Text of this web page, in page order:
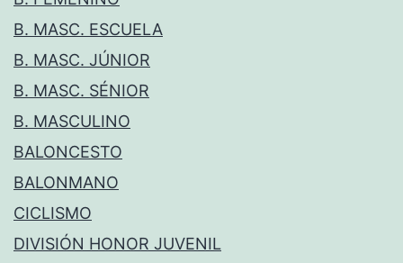
B. MASC. ESCUELA
B. MASC. JÚNIOR
B. MASC. SÉNIOR
B. MASCULINO
BALONCESTO
BALONMANO
CICLISMO
DIVISIÓN HONOR JUVENIL